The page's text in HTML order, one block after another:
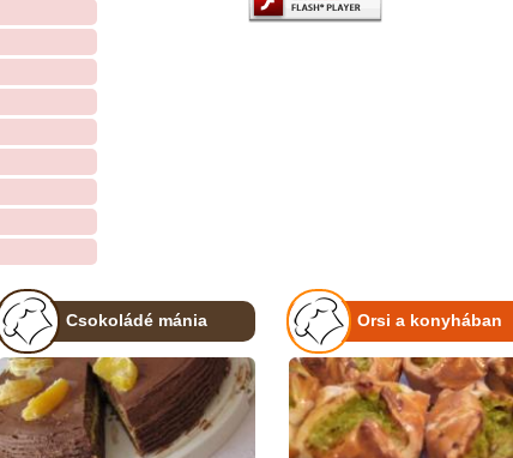
Csokoládé mánia Orsi a konyhában